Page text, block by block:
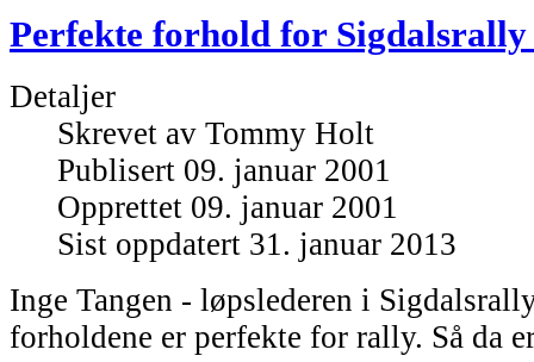
Perfekte forhold for
Detaljer
Skrevet av Tommy Holt
Publisert 09. januar 2001
Opprettet 09. januar 2001
Sist oppdatert 31. januar 2013
Inge Tangen - løpslederen i
forholdene er perfekte for rally. Så da